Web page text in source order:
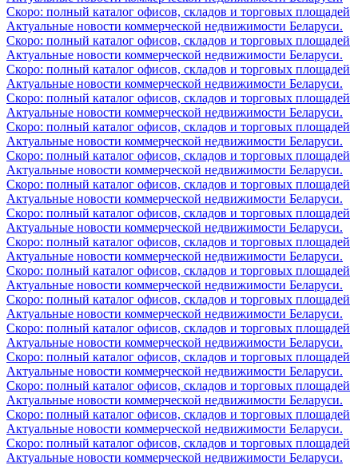
Скоро: полный каталог офисов, складов и торговых площадей
Актуальные новости коммерческой недвижимости Беларуси.
Скоро: полный каталог офисов, складов и торговых площадей
Актуальные новости коммерческой недвижимости Беларуси.
Скоро: полный каталог офисов, складов и торговых площадей
Актуальные новости коммерческой недвижимости Беларуси.
Скоро: полный каталог офисов, складов и торговых площадей
Актуальные новости коммерческой недвижимости Беларуси.
Скоро: полный каталог офисов, складов и торговых площадей
Актуальные новости коммерческой недвижимости Беларуси.
Скоро: полный каталог офисов, складов и торговых площадей
Актуальные новости коммерческой недвижимости Беларуси.
Скоро: полный каталог офисов, складов и торговых площадей
Актуальные новости коммерческой недвижимости Беларуси.
Скоро: полный каталог офисов, складов и торговых площадей
Актуальные новости коммерческой недвижимости Беларуси.
Скоро: полный каталог офисов, складов и торговых площадей
Актуальные новости коммерческой недвижимости Беларуси.
Скоро: полный каталог офисов, складов и торговых площадей
Актуальные новости коммерческой недвижимости Беларуси.
Скоро: полный каталог офисов, складов и торговых площадей
Актуальные новости коммерческой недвижимости Беларуси.
Скоро: полный каталог офисов, складов и торговых площадей
Актуальные новости коммерческой недвижимости Беларуси.
Скоро: полный каталог офисов, складов и торговых площадей
Актуальные новости коммерческой недвижимости Беларуси.
Скоро: полный каталог офисов, складов и торговых площадей
Актуальные новости коммерческой недвижимости Беларуси.
Скоро: полный каталог офисов, складов и торговых площадей
Актуальные новости коммерческой недвижимости Беларуси.
Скоро: полный каталог офисов, складов и торговых площадей
Актуальные новости коммерческой недвижимости Беларуси.